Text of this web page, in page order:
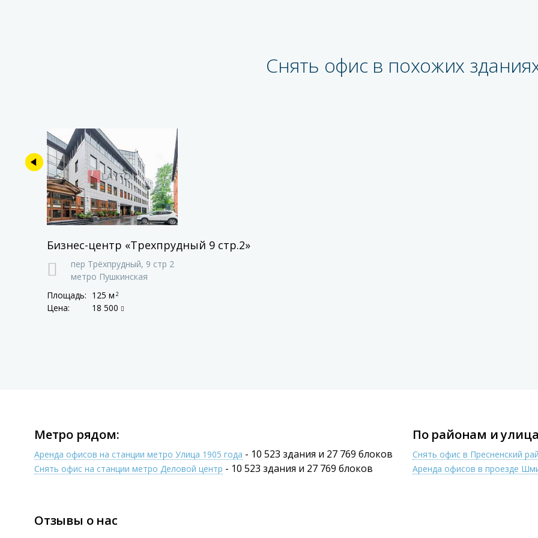
Снять офис в похожих
Бизнес-центр «Трехпрудный 9 стр.2»
пер Трёхпрудный, 9 стр 2
метро Пушкинская
Площадь: 125 м 2
Цена: 18 500
Метро рядом:
Аренда офисов на станции метро Улица 1905 года - 10 523 здания и 27 769 блоков
Снять офис на станции метро Деловой центр - 10 523 здания и 27 769 блоков
По районам и
Снять офис в Пресненский
Аренда офисов в проезде
Отзывы о нас